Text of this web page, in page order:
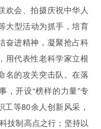
欢会、拍摄庆祝中华人
大型活动为抓手，培育
奋进精神，凝聚抢占科
用代表性老科学家立根
名的攻关突击队。在落
，开设“榜样的力量”专
等80余人创新风采，
技制高点之行；坚持以